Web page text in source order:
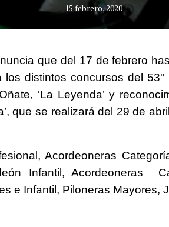
15 febrero, 2020
que del 17 de febrero
distintos concursos del 53°
‘La Leyenda’ y
que se realizará del 29 de
Acordeoneras
Infantil, Acordeoneras
e Infantil, Piloneras Mayores,